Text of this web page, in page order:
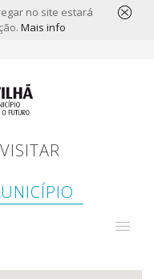
no site estará
Mais info
VISITAR